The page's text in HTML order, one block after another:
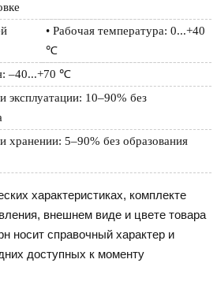
• Рабочая температура: 0...+40
℃
–40...+70 ℃
эксплуатации: 10–90% без
хранении: 5–90% без образования
характеристиках, комплекте
внешнем виде и цвете товара
носит справочный характер и
доступных к моменту